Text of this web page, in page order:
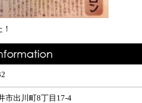
！
市出川町8丁目17-4